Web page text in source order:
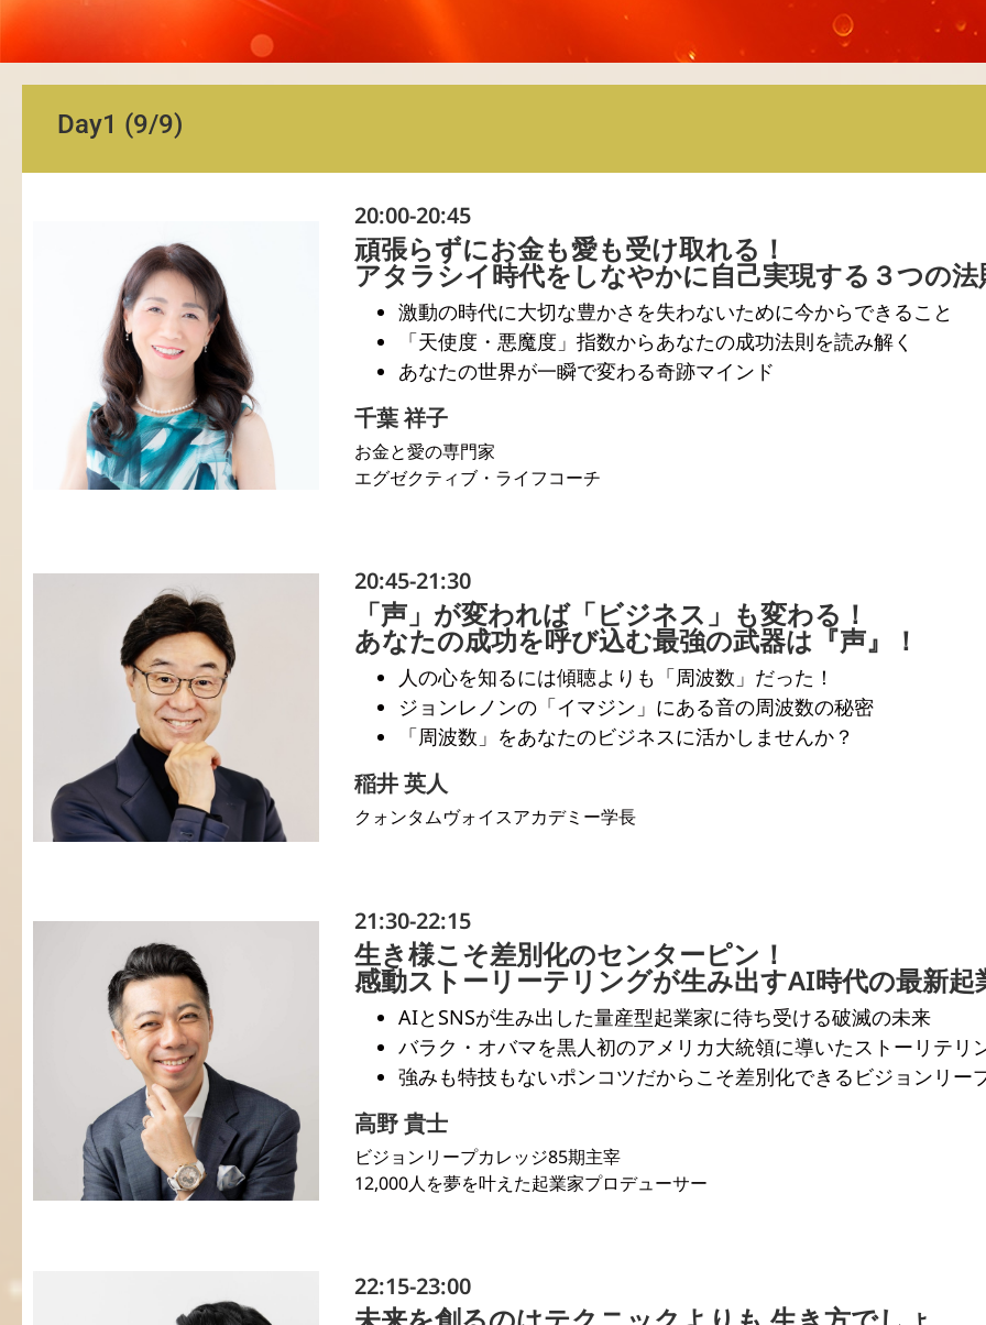
Day1 (9/9)
20:00-20:45
頑張らずにお金も愛も受け取れる！
アタラシイ時代をしなやかに自己実現する３つの法
激動の時代に大切な豊かさを失わないために今からできること
「天使度・悪魔度」指数からあなたの成功法則を読み解く
あなたの世界が一瞬で変わる奇跡マインド
千葉 祥子
お金と愛の専門家
エグゼクティブ・ライフコーチ
20:45-21:30
「声」が変われば「ビジネス」も変わる！
あなたの成功を呼び込む最強の武器は『声』！
人の心を知るには傾聴よりも「周波数」だった！
ジョンレノンの「イマジン」にある音の周波数の秘密
「周波数」をあなたのビジネスに活かしませんか？
稲井 英人
クォンタムヴォイスアカデミー学長
21:30-22:15
生き様こそ差別化のセンターピン！
感動ストーリーテリングが生み出すAI時代の最新起
AIとSNSが生み出した量産型起業家に待ち受ける破滅の未来
バラク・オバマを黒人初のアメリカ大統領に導いたストーリテリ
強みも特技もないポンコツだからこそ差別化できるビジョンリー
高野 貴士
ビジョンリープカレッジ85期主宰
12,000人を夢を叶えた起業家プロデューサー
22:15-23:00